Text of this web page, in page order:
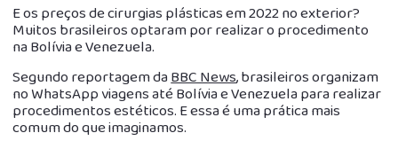
E os preços de cirurgias plásticas em 2022 no exterior?
Muitos brasileiros optaram por realizar o procedimento
na Bolívia e Venezuela.
Segundo reportagem daBBC News, brasileiros organizam
no WhatsApp viagens até Bolívia e Venezuela para realizar
procedimentos estéticos. E essa é uma prática mais
comum do que imaginamos.